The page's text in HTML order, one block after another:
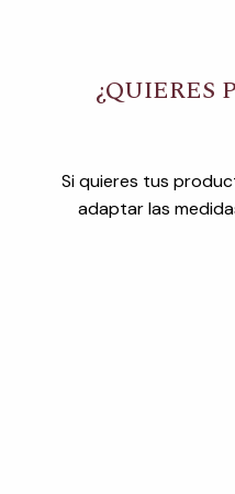
¿QUIERES
Si quieres tus
adaptar las